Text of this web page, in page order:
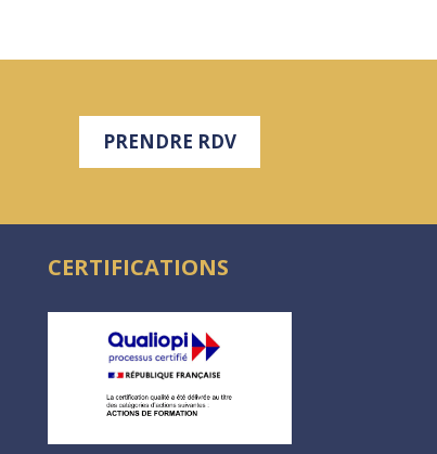
PRENDRE RDV
CERTIFICATIONS